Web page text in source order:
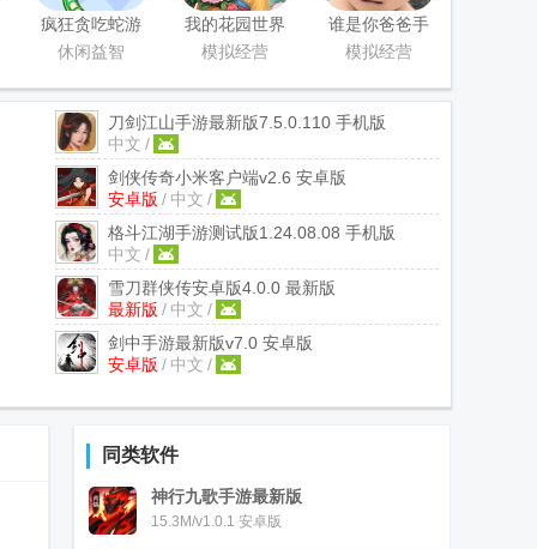
疯狂贪吃蛇游
戏最新版
休闲益智
我的花园世界
最新版
模拟经营
谁是你爸爸手
游正版(Who's
模拟经营
刀剑江山手游最新版7.5.0.110 手机版
中文 /
剑侠传奇小米客户端v2.6 安卓版
安卓版 / 中文 /
格斗江湖手游测试版1.24.08.08 手机版
中文 /
雪刀群侠传安卓版4.0.0 最新版
最新版 / 中文 /
剑中手游最新版v7.0 安卓版
安卓版 / 中文 /
同类软件
神行九歌手游最新版
15.3M/v1.0.1 安卓版